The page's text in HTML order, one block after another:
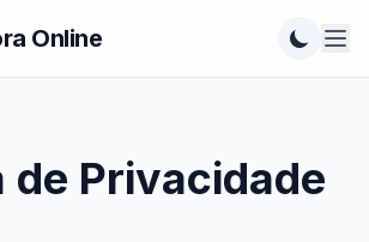
Online
de Privacidade